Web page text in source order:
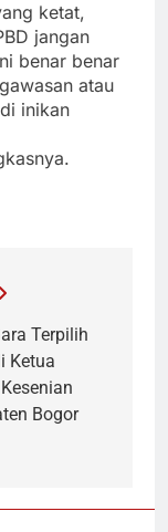
ketat,
jangan
benar benar
atau
inikan
Terpilih
Ketua
Bogor